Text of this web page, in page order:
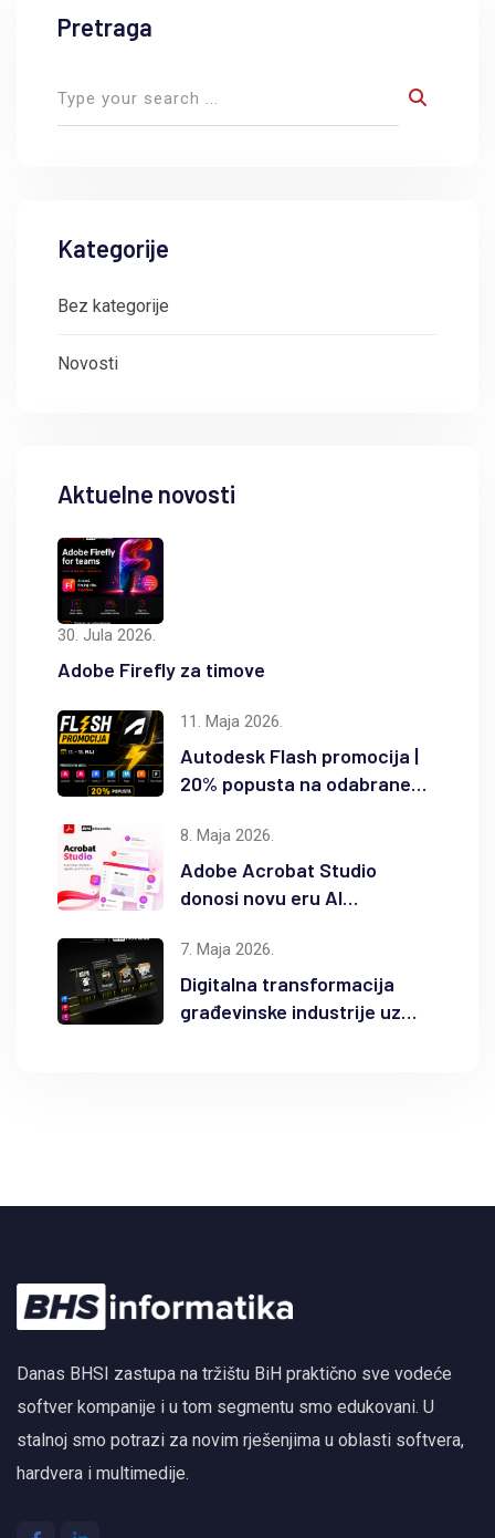
Pretraga
Kategorije
Bez kategorije
Novosti
Aktuelne novosti
30. Jula 2026.
Adobe Firefly za timove
11. Maja 2026.
Autodesk Flash promocija |
20% popusta na odabrane
8. Maja 2026.
Adobe Acrobat Studio
donosi novu eru AI
7. Maja 2026.
Digitalna transformacija
građevinske industrije uz
Danas BHSI zastupa na tržištu BiH praktično sve vodeće
softver kompanije i u tom segmentu smo edukovani. U
stalnoj smo potrazi za novim rješenjima u oblasti softvera,
hardvera i multimedije.